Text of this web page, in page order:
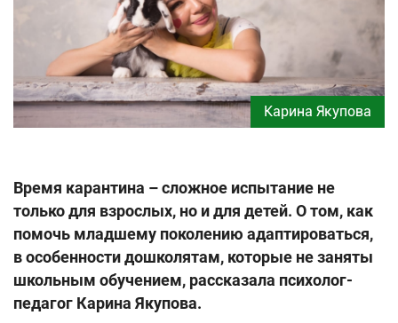
Карина Якупова
Время карантина – сложное испытание не
только для взрослых, но и для детей. О том, как
помочь младшему поколению адаптироваться,
в особенности дошколятам, которые не заняты
школьным обучением, рассказала психолог-
педагог Карина Якупова.